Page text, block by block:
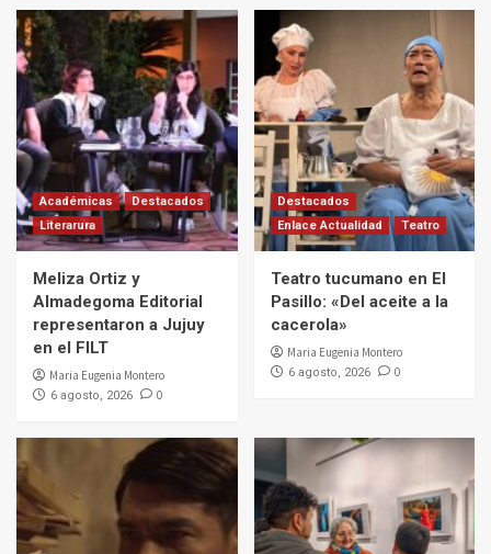
Académicas
Destacados
Literarura
Meliza Ortiz y
Almadegoma Editorial
representaron a Jujuy
en el FILT
Maria Eugenia Montero
6 agosto, 2026 0
Destacados
Enlace Actualidad
Teatro
Teatro tucumano en El
Pasillo: «Del aceite a la
cacerola»
Maria Eugenia Montero
6 agosto, 2026 0